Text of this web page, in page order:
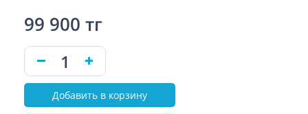
99 900 тг
Добавить в корзину